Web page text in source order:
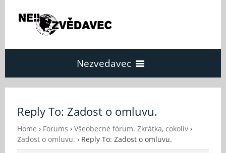
Nezvedavec
Fórum
Reply To: Zadost o omluvu.
Home › Forums › Všeobecné fórum. Zkrátka, cokoliv ›
Zadost o omluvu. › Reply To: Zadost o omluvu.